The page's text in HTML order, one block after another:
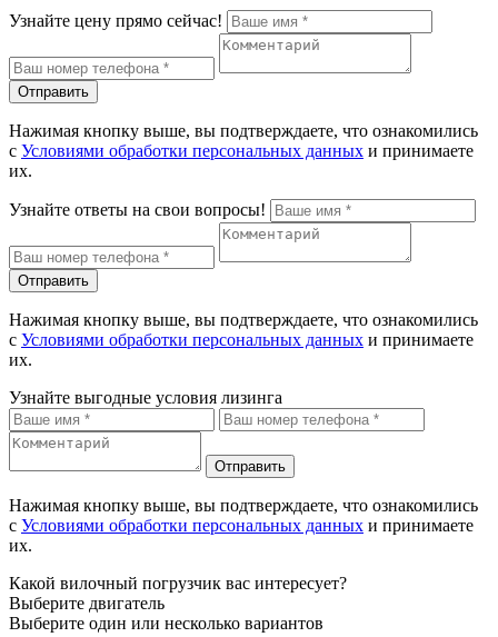
Узнайте цену прямо сейчас!
Отправить
Нажимая кнопку выше, вы подтверждаете, что ознакомились
с Условиями обработки персональных данных и принимаете
их.
Узнайте ответы на свои вопросы!
Отправить
Нажимая кнопку выше, вы подтверждаете, что ознакомились
с Условиями обработки персональных данных и принимаете
их.
Узнайте выгодные условия лизинга
Отправить
Нажимая кнопку выше, вы подтверждаете, что ознакомились
с Условиями обработки персональных данных и принимаете
их.
Какой вилочный погрузчик вас интересует?
Выберите двигатель
Выберите один или несколько вариантов